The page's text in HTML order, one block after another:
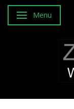
Skifte navigation
Menu